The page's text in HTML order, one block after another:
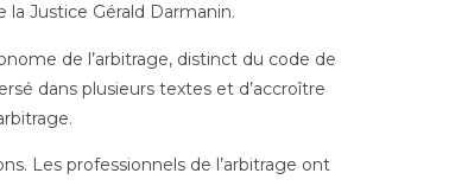
Justice Gérald Darmanin.
de l’arbitrage, distinct du code de
dans plusieurs textes et d’accroître
Les professionnels de l’arbitrage ont